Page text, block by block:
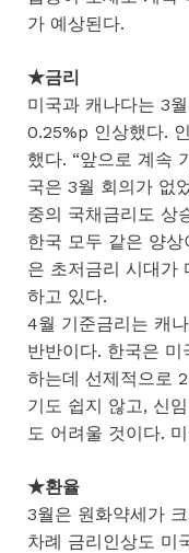
가 예상된다.
★금리
미국과 캐나다는 3
0.25%p 인상했다.
했다. “앞으로 계속
국은 3월 회의가 없
중의 국채금리도 상
한국 모두 같은 양
은 초저금리 시대가
하고 있다.
4월 기준금리는 캐
반반이다. 한국은
하는데 선제적으로
기도 쉽지 않고, 신
도 어려울 것이다.
★환율
3월은 원화약세가
차례 금리인상도 미